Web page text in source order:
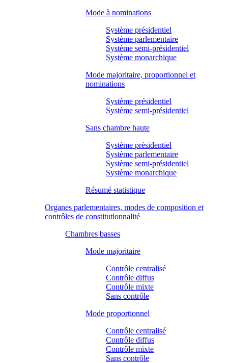
Mode à nominations
Système présidentiel
Système parlementaire
Système semi-présidentiel
Système monarchique
Mode majoritaire, proportionnel et
nominations
Système présidentiel
Système semi-présidentiel
Sans chambre haute
Système présidentiel
Système parlementaire
Système semi-présidentiel
Système monarchique
Résumé statistique
Organes parlementaires, modes de composition et
contrôles de constitutionnalité
Chambres basses
Mode majoritaire
Contrôle centralisé
Contrôle diffus
Contrôle mixte
Sans contrôle
Mode proportionnel
Contrôle centralisé
Contrôle diffus
Contrôle mixte
Sans contrôle